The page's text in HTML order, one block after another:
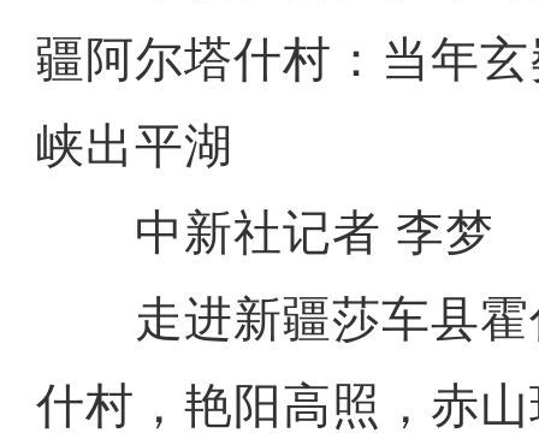
疆阿尔塔什村：当年
峡出平湖
中新社记者 李梦
走进新疆莎车县霍
什村，艳阳高照，赤